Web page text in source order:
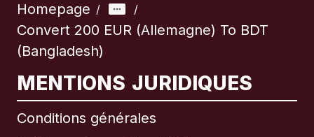
Homepage / /
Convert 200 EUR (Allemagne) To BDT
(Bangladesh)
MENTIONS JURIDIQUES
Conditions générales